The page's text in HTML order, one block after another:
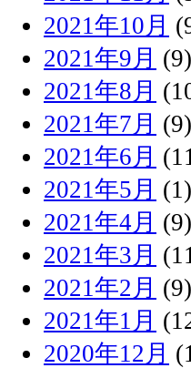
2021年10月
2021年9月 (9)
2021年8月
2021年7月 (9)
2021年6月
2021年5月 (1)
2021年4月 (9)
2021年3月
2021年2月 (9)
2021年1月
2020年12月